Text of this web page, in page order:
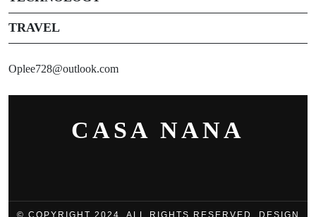
TRAVEL
Oplee728@outlook.com
CASA NANA
© COPYRIGHT 2024, ALL RIGHTS RESERVED. DESIGN